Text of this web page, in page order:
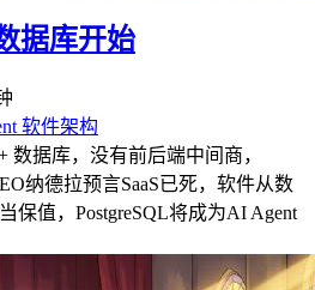
据库开始
软件架构
数据库，没有前后端中间商，
纳德拉预言SaaS已死，软件从数
保值，PostgreSQL将成为AI Agent